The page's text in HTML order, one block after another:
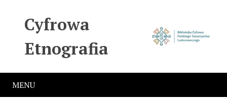
Cyfrowa
Etnografia
MENU